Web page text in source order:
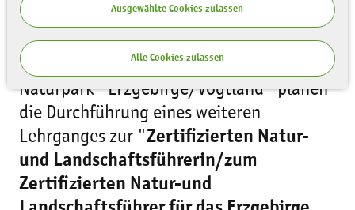
Ausgewählte Cookies zulassen
Alle Cookies zulassen
DieAkademieder Sächsischen
Landesstiftung Natur und Umwelt und der
Naturpark "Erzgebirge/Vogtland" planen
die Durchführung eines weiteren
Lehrganges zur "Zertifizierten Natur-
und Landschaftsführerin/zum
Zertifizierten Natur-und